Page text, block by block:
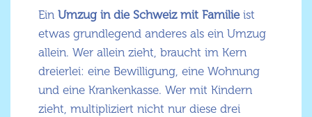
Ein Umzug in die Schweiz mit Familie ist
etwas grundlegend anderes als ein Umzug
allein. Wer allein zieht, braucht im Kern
dreierlei: eine Bewilligung, eine Wohnung
und eine Krankenkasse. Wer mit Kindern
zieht, multipliziert nicht nur diese drei